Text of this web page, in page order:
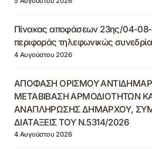
Πίνακας αποφάσεων 23ης/04-08-
περιφοράς τηλεφωνικώς
4 Αυγούστου 2026
ΑΠΟΦΑΣΗ ΟΡΙΣΜΟΥ
ΜΕΤΑΒΙΒΑΣΗ ΑΡΜΟΔΙΟΤΗΤΩΝ
ΑΝΑΠΛΗΡΩΣΗΣ ΔΗΜΑΡΧΟΥ,
ΔΙΑΤΑΞΕΙΣ ΤΟΥ Ν.5314/2026
4 Αυγούστου 2026